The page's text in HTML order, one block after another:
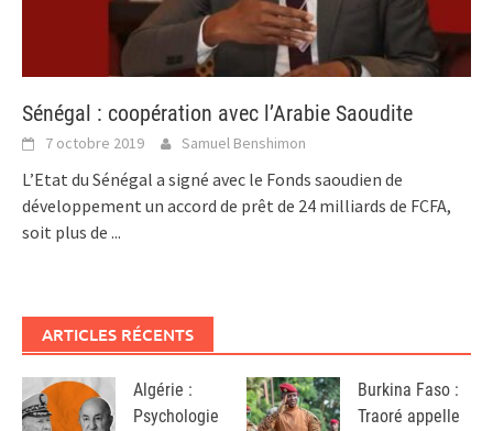
Sénégal : coopération avec l’Arabie Saoudite
7 octobre 2019 Samuel Benshimon
L’Etat du Sénégal a signé avec le Fonds saoudien de
développement un accord de prêt de 24 milliards de FCFA,
soit plus de ...
ARTICLES RÉCENTS
Algérie :
Psychologie
Burkina Faso :
Traoré appelle